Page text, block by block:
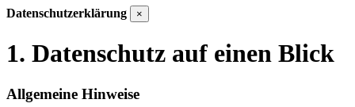
Datenschutzerklärung ×
1. Datenschutz auf einen Blick
Allgemeine Hinweise